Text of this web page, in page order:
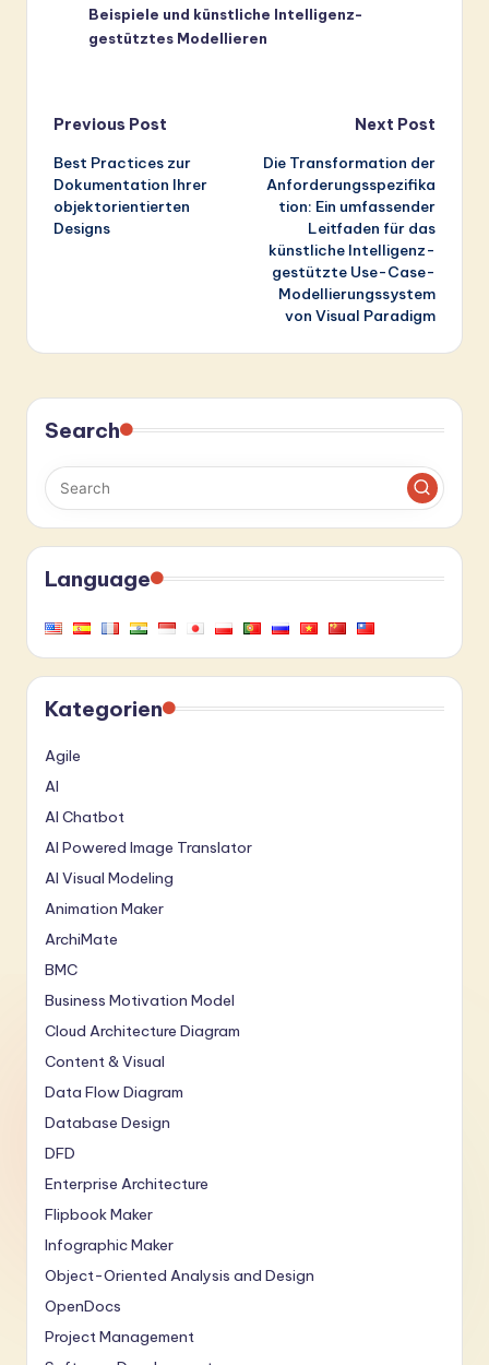
Beispiele und künstliche Intelligenz-
gestütztes Modellieren
Post
navigation
Previous Post
Best Practices zur
Dokumentation Ihrer
objektorientierten
Designs
Next Post
Die Transformation der
Anforderungsspezifika
tion: Ein umfassender
Leitfaden für das
künstliche Intelligenz-
gestützte Use-Case-
Modellierungssystem
von Visual Paradigm
Search
Language
Kategorien
Agile
AI
AI Chatbot
AI Powered Image Translator
AI Visual Modeling
Animation Maker
ArchiMate
BMC
Business Motivation Model
Cloud Architecture Diagram
Content & Visual
Data Flow Diagram
Database Design
DFD
Enterprise Architecture
Flipbook Maker
Infographic Maker
Object-Oriented Analysis and Design
OpenDocs
Project Management